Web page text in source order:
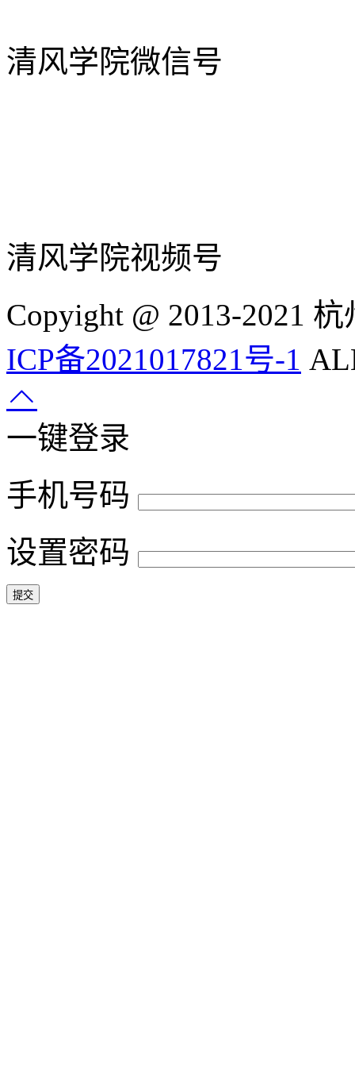
清风学院微信号
清风学院视频号
Copyight @ 2013-2021
ICP备2021017821号-1
一键登录
手机号码
设置密码